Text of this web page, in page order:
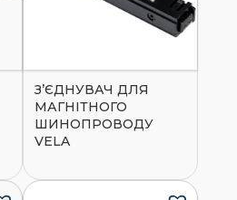
З’ЄДНУВАЧ ДЛЯ
МАГНІТНОГО
ШИНОПРОВОДУ
VELA